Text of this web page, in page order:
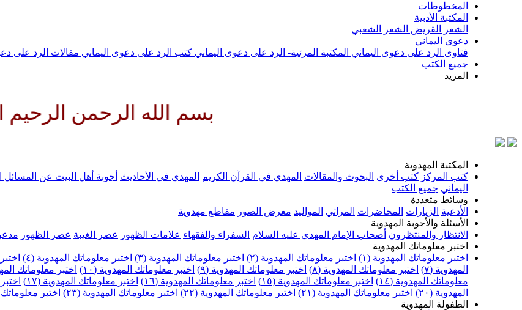
المخطوطات
المكتبة الأدبية
الشعر القريض الشعر الشعبي
دعوى اليماني
فتاوى الرد على دعوى اليماني المكتبة المرئية- الرد على دعوى اليماني كتب الرد على دعوى اليماني مقالات الرد على
جميع الكتب
المزيد
بسم الله الرحمن الرحيم اللهم
المكتبة المهدوية
كتب المركز كتب أخرى البحوث والمقالات المهدي في القرآن الكريم المهدي في الأحاديث أجوبة أهل البيت عن المسائل
اليماني جميع الكتب
وسائط متعددة
الأدعية الزيارات المحاضرات المراثي المواليد معرض الصور مقاطع مهدوية
الأسئلة والأجوبة المهدوية
الانتظار والمنتظرون أصحاب الإمام المهدي عليه السلام السفراء والفقهاء علامات الظهور عصر الغيبة عصر الظهور
اختبر معلوماتك المهدوية
اختبر معلوماتك المهدوية (١)
اختبر معلوماتك المهدوية (٢) اختبر معلوماتك المهدوية (٣) اختبر معلوماتك المهدوية (٤)
المهدوية (٧)
اختبر معلوماتك المهدوية (٨) اختبر معلوماتك المهدوية (٩) اختبر معلوماتك المهدوية (١٠) اختبر معلوماتك
معلوماتك المهدوية (١٤)
اختبر معلوماتك المهدوية (١٥) اختبر معلوماتك المهدوية (١٦) اختبر معلوماتك المهدوية (١٧)
المهدوية (٢٠)
اختبر معلوماتك المهدوية (٢١) اختبر معلوماتك المهدوية (٢٢) اختبر معلوماتك المهدوية (٢٣)
اختبر معلوماتك
الطفولة المهدوية